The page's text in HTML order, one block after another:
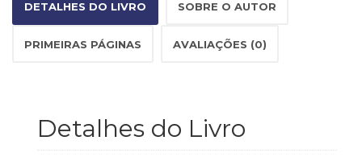
(33)
(23)
Públicas
e
DETALHES DO LIVRO SOBRE O AUTOR
PRIMEIRAS PÁGINAS AVALIAÇÕES (0)
Detalhes do Livro